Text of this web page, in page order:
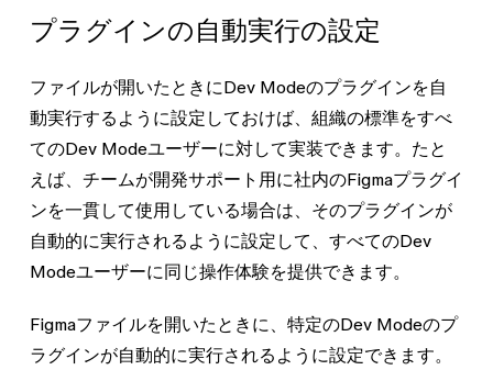
プラグインの自動実行の設定
ファイルが開いたときにDev Modeのプラグインを自
動実行するように設定しておけば、組織の標準をすべ
てのDev Modeユーザーに対して実装できます。たと
えば、チームが開発サポート用に社内のFigmaプラグイ
ンを一貫して使用している場合は、そのプラグインが
自動的に実行されるように設定して、すべてのDev
Modeユーザーに同じ操作体験を提供できます。
Figmaファイルを開いたときに、特定のDev Modeのプ
ラグインが自動的に実行されるように設定できます。